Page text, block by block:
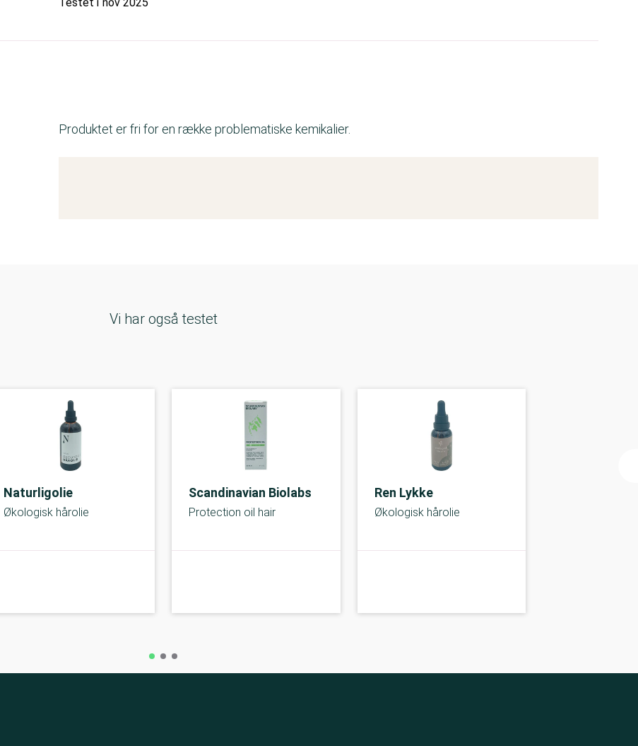
Produktet er fri for en række problematiske kemikalier.
Vi har også testet
Naturligolie
Økologisk hårolie
Scandinavian Biolabs
Protection oil hair
Ren Lykke
Økologisk hårolie